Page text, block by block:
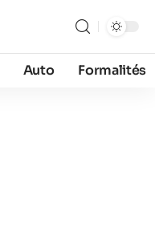
Auto Formalités